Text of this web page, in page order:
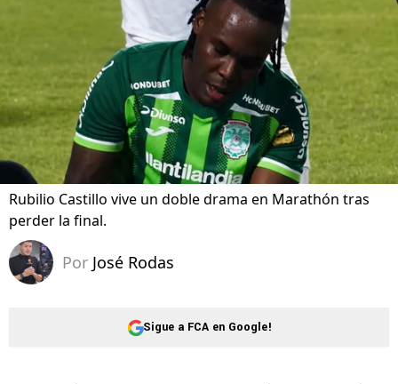
Rubilio Castillo vive un doble drama en Marathón tras
perder la final.
Por José Rodas
Sigue a FCA en Google!